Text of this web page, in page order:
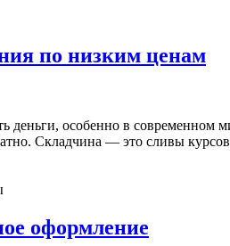
по низким ценам
особенно в современном
Складчина — это сливы
оформление